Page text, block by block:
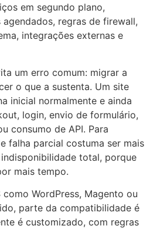
em segundo plano,
regras de firewall,
integrações externas e
um erro comum: migrar a
o que a sustenta. Um site
inicial normalmente e ainda
login, envio de formulário,
consumo de API. Para
falha parcial costuma ser mais
total, porque
mais tempo.
WordPress, Magento ou
parte da compatibilidade é
é customizado, com regras